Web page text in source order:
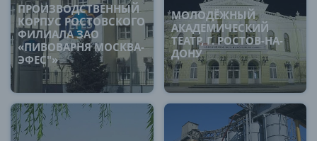
ПРОИЗВОДСТВЕННЫЙ
КОРПУС РОСТОВСКОГО
ФИЛИАЛА ЗАО
«ПИВОВАРНЯ МОСКВА-
ЭФЕС"»
МОЛОДЁЖНЫЙ
АКАДЕМИЧЕСКИЙ
ТЕАТР, Г. РОСТОВ-НА-
ДОНУ